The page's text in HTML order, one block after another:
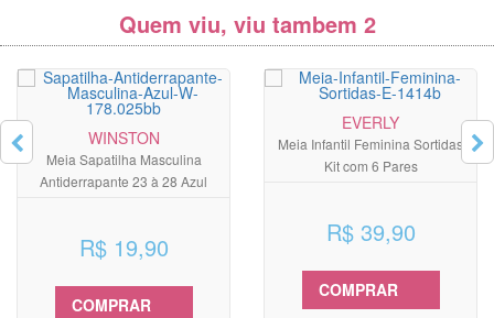
Quem viu, viu tambem 2
WINSTON
Meia Sapatilha Masculina
Antiderrapante 23 à 28 Azul
R$ 19,90
COMPRAR
EVERLY
Meia Infantil Feminina Sortidas
Kit com 6 Pares
R$ 39,90
COMPRAR